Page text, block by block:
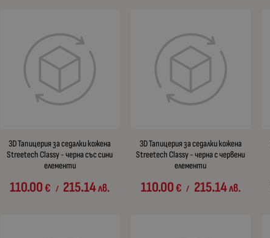
3D Тапицерия за седалки кожена
Streetech Classy - черна със сини
елементи
110.00€ / 215.14лв.
3D Тапицерия за седалки кожена
Streetech Classy - черна с червени
елементи
110.00€ / 215.14лв.